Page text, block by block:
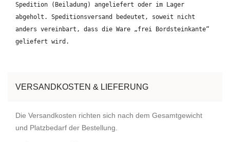
Spedition (Beiladung) angeliefert oder im Lager
abgeholt. Speditionsversand bedeutet, soweit nicht
anders vereinbart, dass die Ware „frei Bordsteinkante“
geliefert wird.
VERSANDKOSTEN & LIEFERUNG
Die Versandkosten richten sich nach dem Gesamtgewicht
und Platzbedarf der Bestellung.